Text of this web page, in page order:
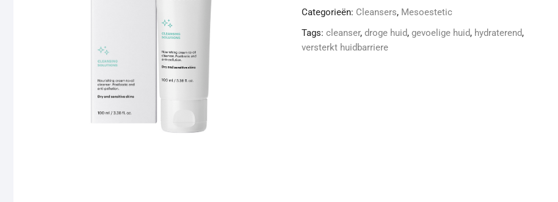
Categorieën: Cleansers, Mesoestetic
Tags: cleanser, droge huid, gevoelige huid, hydraterend,
versterkt huidbarriere